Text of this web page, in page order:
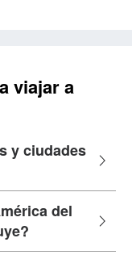
viajar a
y ciudades
del